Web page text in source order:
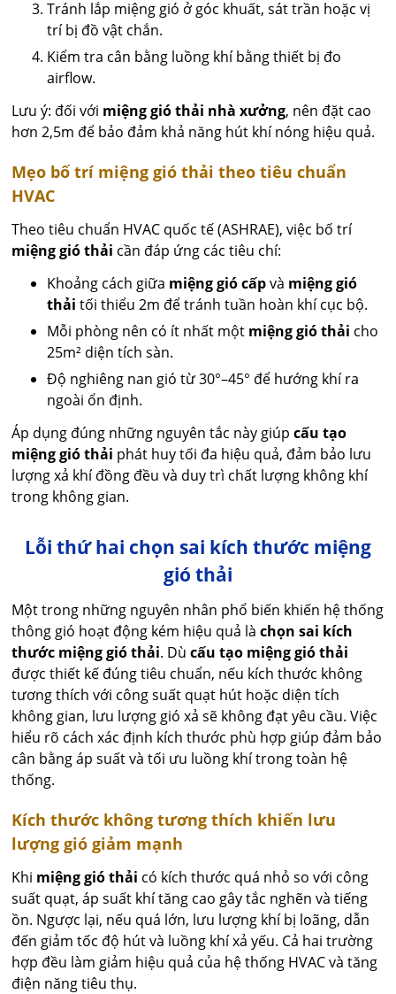
Tránh lắp miệng gió ở góc khuất, sát trần hoặc vị
trí bị đồ vật chắn.
Kiểm tra cân bằng luồng khí bằng thiết bị đo
airflow.
Lưu ý: đối với miệng gió thải nhà xưởng, nên đặt cao
hơn 2,5m để bảo đảm khả năng hút khí nóng hiệu quả.
Mẹo bố trí miệng gió thải theo tiêu chuẩn
HVAC
Theo tiêu chuẩn HVAC quốc tế (ASHRAE), việc bố trí
miệng gió thải cần đáp ứng các tiêu chí:
Khoảng cách giữa miệng gió cấpvà miệng gió
thải tối thiểu 2m để tránh tuần hoàn khí cục bộ.
Mỗi phòng nên có ít nhất một miệng gió thải cho
25m² diện tích sàn.
Độ nghiêng nan gió từ 30°–45° để hướng khí ra
ngoài ổn định.
Áp dụng đúng những nguyên tắc này giúpcấu tạo
miệng gió thải phát huy tối đa hiệu quả, đảm bảo lưu
lượng xả khí đồng đều và duy trì chất lượng không khí
trong không gian.
Lỗi thứ hai chọn sai kích thước miệng
gió thải
Một trong những nguyên nhân phổ biến khiến hệ thống
thông gió hoạt động kém hiệu quả làchọn sai kích
thước miệng gió thải. Dùcấu tạo miệng gió thải
được thiết kế đúng tiêu chuẩn, nếu kích thước không
tương thích với công suất quạt hút hoặc diện tích
không gian, lưu lượng gió xả sẽ không đạt yêu cầu. Việc
hiểu rõ cách xác định kích thước phù hợp giúp đảm bảo
cân bằng áp suất và tối ưu luồng khí trong toàn hệ
thống.
Kích thước không tương thích khiến lưu
lượng gió giảm mạnh
Khi miệng gió thải có kích thước quá nhỏ so với công
suất quạt, áp suất khí tăng cao gây tắc nghẽn và tiếng
ồn. Ngược lại, nếu quá lớn, lưu lượng khí bị loãng, dẫn
đến giảm tốc độ hút và luồng khí xả yếu. Cả hai trường
hợp đều làm giảm hiệu quả của hệ thống HVAC và tăng
điện năng tiêu thụ.